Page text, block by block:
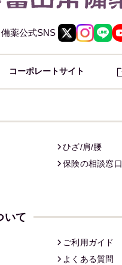
薬公式SNS
コーポレートサイト
ひざ/肩/腰
保険の相談窓口
いて
ご利用ガイド
よくある質問